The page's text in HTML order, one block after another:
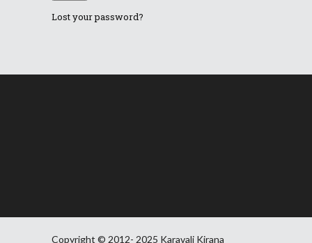
Lost your password?
Copyright © 2012- 2025 Karavali Kirana